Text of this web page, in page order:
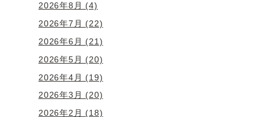
2026年8月 (4)
2026年7月 (22)
2026年6月 (21)
2026年5月 (20)
2026年4月 (19)
2026年3月 (20)
2026年2月 (18)